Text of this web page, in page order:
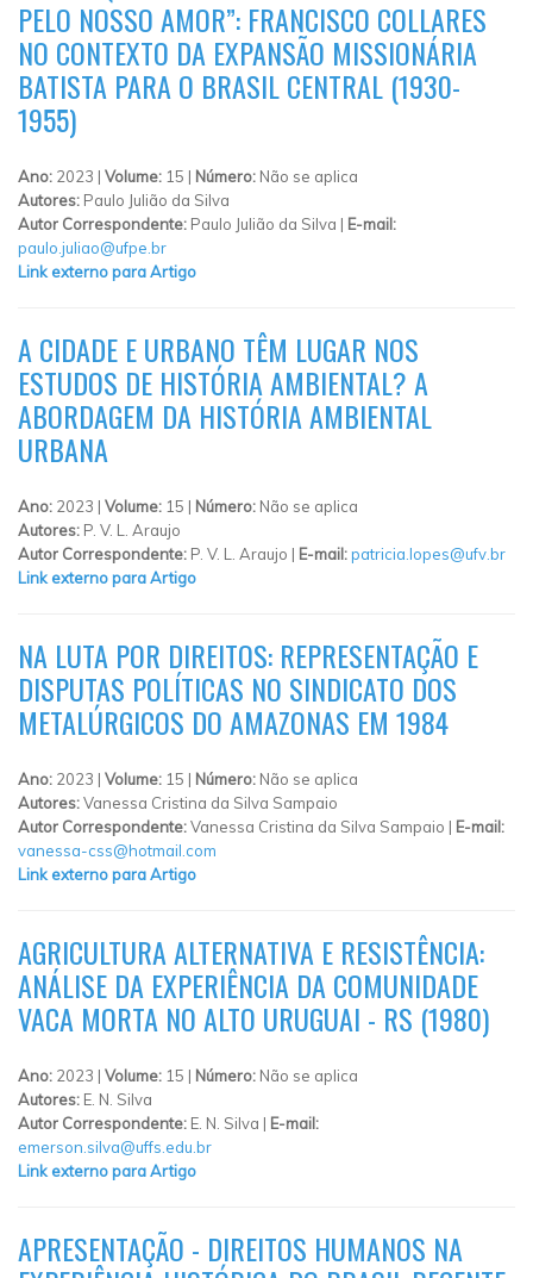
PELO NOSSO AMOR”: FRANCISCO COLLARES
NO CONTEXTO DA EXPANSÃO MISSIONÁRIA
BATISTA PARA O BRASIL CENTRAL (1930-
1955)
Ano: 2023 | Volume: 15 | Número: Não se aplica
Autores: Paulo Julião da Silva
Autor Correspondente: Paulo Julião da Silva | E-mail:
paulo.juliao@ufpe.br
Link externo para Artigo
A CIDADE E URBANO TÊM LUGAR NOS
ESTUDOS DE HISTÓRIA AMBIENTAL? A
ABORDAGEM DA HISTÓRIA AMBIENTAL
URBANA
Ano: 2023 | Volume: 15 | Número: Não se aplica
Autores: P. V. L. Araujo
Autor Correspondente: P. V. L. Araujo | E-mail:patricia.lopes@ufv.br
Link externo para Artigo
NA LUTA POR DIREITOS: REPRESENTAÇÃO E
DISPUTAS POLÍTICAS NO SINDICATO DOS
METALÚRGICOS DO AMAZONAS EM 1984
Ano: 2023 | Volume: 15 | Número: Não se aplica
Autores:Vanessa Cristina da Silva Sampaio
Autor Correspondente:Vanessa Cristina da Silva Sampaio | E-mail:
vanessa-css@hotmail.com
Link externo para Artigo
AGRICULTURA ALTERNATIVA E RESISTÊNCIA:
ANÁLISE DA EXPERIÊNCIA DA COMUNIDADE
VACA MORTA NO ALTO URUGUAI - RS (1980)
Ano: 2023 | Volume: 15 | Número: Não se aplica
Autores: E. N. Silva
Autor Correspondente: E. N. Silva | E-mail:
emerson.silva@uffs.edu.br
Link externo para Artigo
APRESENTAÇÃO - DIREITOS HUMANOS NA